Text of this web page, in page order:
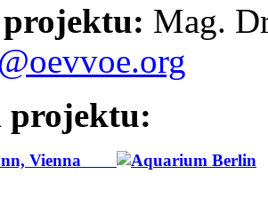
: Mag.
projektu: